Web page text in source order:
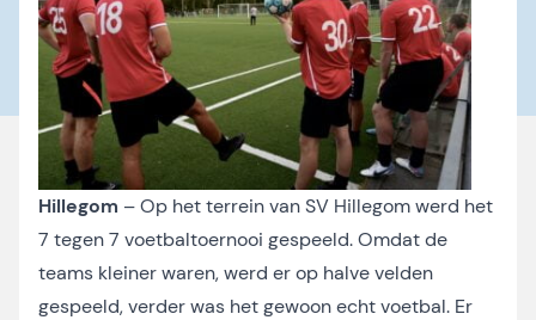
Hillegom – Op het terrein van SV Hillegom werd het
7 tegen 7 voetbaltoernooi gespeeld. Omdat de
teams kleiner waren, werd er op halve velden
gespeeld, verder was het gewoon echt voetbal. Er